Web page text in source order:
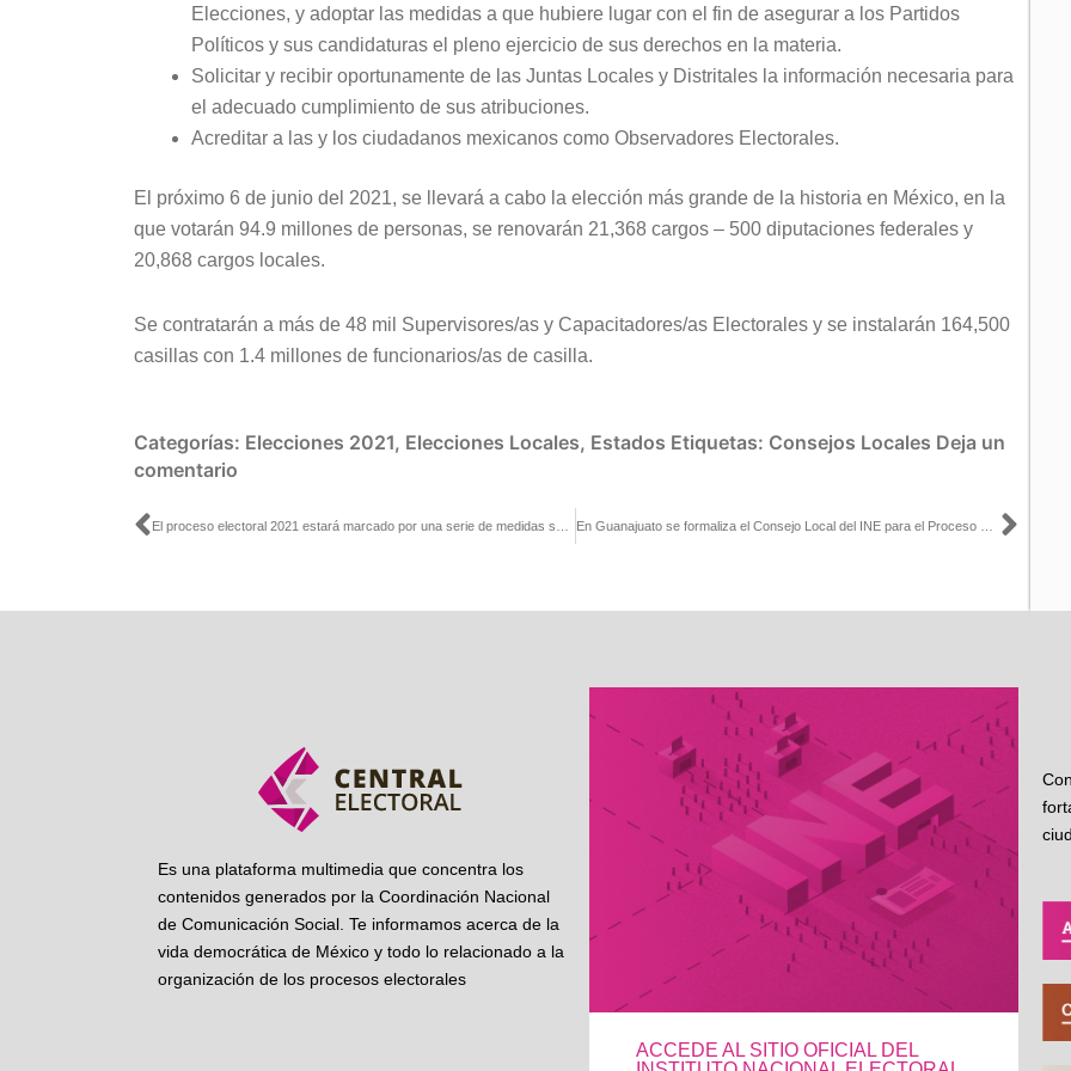
Elecciones, y adoptar las medidas a que hubiere lugar con el fin de asegurar a los Partidos
Políticos y sus candidaturas el pleno ejercicio de sus derechos en la materia.
Solicitar y recibir oportunamente de las Juntas Locales y Distritales la información necesaria para
el adecuado cumplimiento de sus atribuciones.
Acreditar a las y los ciudadanos mexicanos como Observadores Electorales.
El próximo 6 de junio del 2021, se llevará a cabo la elección más grande de la historia en México, en la
que votarán 94.9 millones de personas, se renovarán 21,368 cargos – 500 diputaciones federales y
20,868 cargos locales.
Se contratarán a más de 48 mil Supervisores/as y Capacitadores/as Electorales y se instalarán 164,500
casillas con 1.4 millones de funcionarios/as de casilla.
Categorías: Elecciones 2021, Elecciones Locales, Estados Etiquetas: Consejos Locales Deja un
comentario
Ant
Es una plataforma multimedia que concentra los
contenidos generados por la Coordinación Nacional
de Comunicación Social. Te informamos acerca de la
vida democrática de México y todo lo relacionado a la
organización de los procesos electorales
ACCEDE AL SITIO OFICIAL DEL